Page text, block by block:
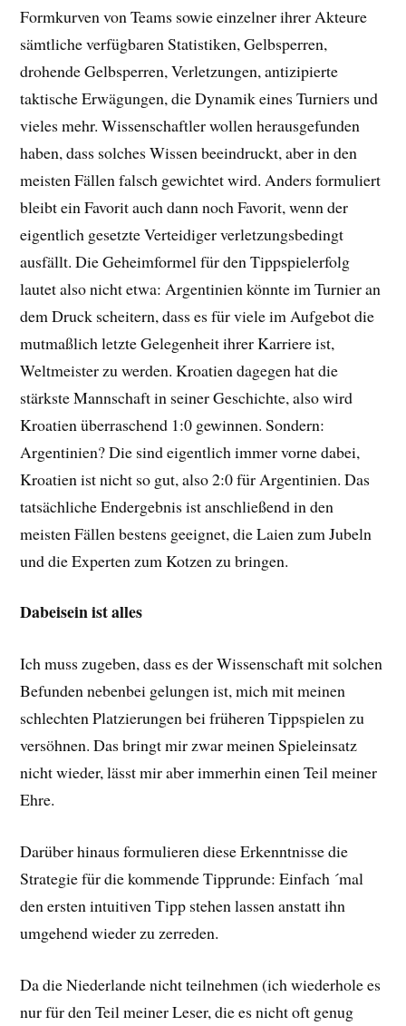
Formkurven von Teams sowie einzelner ihrer Akteure
sämtliche verfügbaren Statistiken, Gelbsperren,
drohende Gelbsperren, Verletzungen, antizipierte
taktische Erwägungen, die Dynamik eines Turniers und
vieles mehr. Wissenschaftler wollen herausgefunden
haben, dass solches Wissen beeindruckt, aber in den
meisten Fällen falsch gewichtet wird. Anders formuliert
bleibt ein Favorit auch dann noch Favorit, wenn der
eigentlich gesetzte Verteidiger verletzungsbedingt
ausfällt. Die Geheimformel für den Tippspielerfolg
lautet also nicht etwa: Argentinien könnte im Turnier an
dem Druck scheitern, dass es für viele im Aufgebot die
mutmaßlich letzte Gelegenheit ihrer Karriere ist,
Weltmeister zu werden. Kroatien dagegen hat die
stärkste Mannschaft in seiner Geschichte, also wird
Kroatien überraschend 1:0 gewinnen. Sondern:
Argentinien? Die sind eigentlich immer vorne dabei,
Kroatien ist nicht so gut, also 2:0 für Argentinien. Das
tatsächliche Endergebnis ist anschließend in den
meisten Fällen bestens geeignet, die Laien zum Jubeln
und die Experten zum Kotzen zu bringen.
Dabeisein ist alles
Ich muss zugeben, dass es der Wissenschaft mit solchen
Befunden nebenbei gelungen ist, mich mit meinen
schlechten Platzierungen bei früheren Tippspielen zu
versöhnen. Das bringt mir zwar meinen Spieleinsatz
nicht wieder, lässt mir aber immerhin einen Teil meiner
Ehre.
Darüber hinaus formulieren diese Erkenntnisse die
Strategie für die kommende Tipprunde: Einfach ´mal
den ersten intuitiven Tipp stehen lassen anstatt ihn
umgehend wieder zu zerreden.
Da die Niederlande nicht teilnehmen (ich wiederhole es
nur für den Teil meiner Leser, die es nicht oft genug